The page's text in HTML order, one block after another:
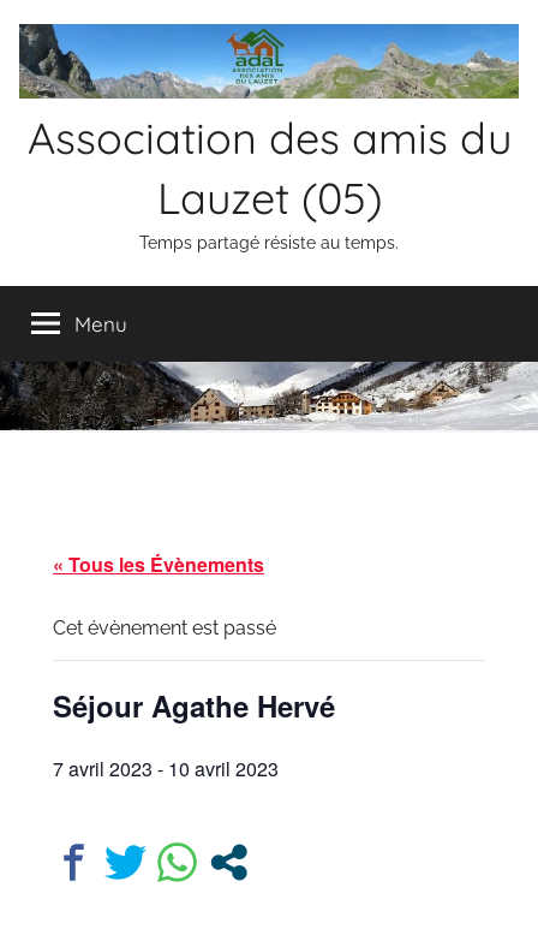
contenu
Association des amis du
Lauzet (05)
Temps partagé résiste au temps.
Menu
« Tous les Évènements
Cet évènement est passé
Séjour Agathe Hervé
7 avril 2023 - 10 avril 2023